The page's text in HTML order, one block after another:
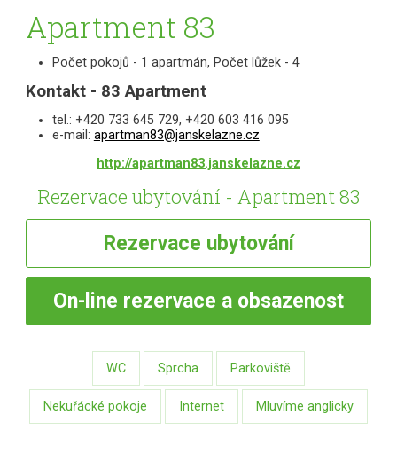
Apartment 83
Počet pokojů - 1 apartmán, Počet lůžek - 4
Kontakt - 83 Apartment
tel.: +420 733 645 729, +420 603 416 095
e-mail: apartman83@janskelazne.cz
http://apartman83.janskelazne.cz
Rezervace ubytování - Apartment 83
Rezervace ubytování
On-line rezervace a obsazenost
WC Sprcha Parkoviště
Nekuřácké pokoje Internet Mluvíme anglicky